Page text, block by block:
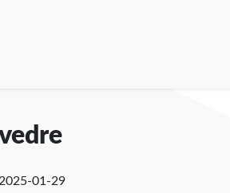
2025-01-29